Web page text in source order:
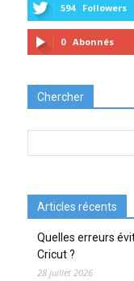
594 Followers
0 Abonnés
Chercher
Articles récents
Quelles erreurs
Cricut ?
28 juillet 2026